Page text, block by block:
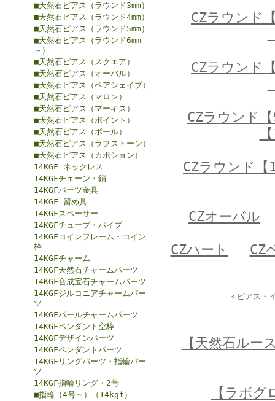
■天然石ピアス（ラウンド3mm）
■天然石ピアス（ラウンド4mm）
■天然石ピアス（ラウンド5mm）
■天然石ピアス（ラウンド6mm
～）
■天然石ピアス（スクエア）
■天然石ピアス（オーバル）
■天然石ピアス（ペアシェイプ）
■天然石ピアス（マロン）
■天然石ピアス（マーキス）
■天然石ピアス（ポイント）
■天然石ピアス（ボール）
■天然石ピアス（ラフストーン）
■天然石ピアス（カボション）
14KGF ネックレス
14KGFチェーン・鎖
14KGFパーツ金具
14KGF 留め具
14KGFスペーサー
14KGFチューブ・パイプ
14KGFコインフレーム・コイン
枠
14KGFチャーム
14KGF天然石チャームパーツ
14KGF合成宝石チャームパーツ
14KGFジルコニアチャームパー
ツ
14KGFパールチャームパーツ
14KGFペンダント空枠
14KGFデザインパーツ
14KGFペンダントパーツ
14KGFリングパーツ・指輪パー
ツ
14KGF指輪リング・2号
■指輪（4号～）（14kgf）
CZラウンド
CZラウンド
CZラウンド【
CZラウンド【
CZオーバル
CZハート CZ
＜ピアス・
【天然石ルー
【ラボ